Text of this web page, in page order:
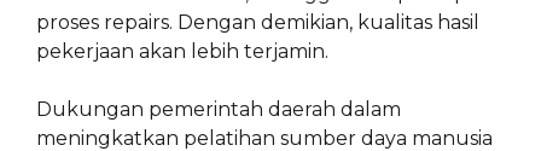
proses repairs. Dengan demikian, kualitas hasil
pekerjaan akan lebih terjamin.
Dukungan pemerintah daerah dalam
meningkatkan pelatihan sumber daya manusia